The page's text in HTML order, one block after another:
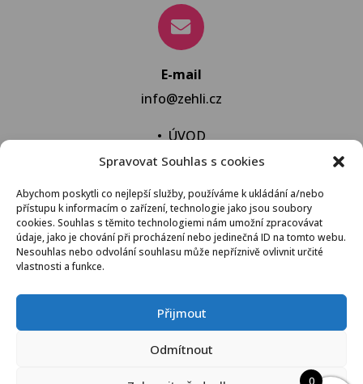
Spravovat Souhlas s cookies
Abychom poskytli co nejlepší služby, používáme k ukládání a/nebo
přístupu k informacím o zařízení, technologie jako jsou soubory
cookies. Souhlas s těmito technologiemi nám umožní zpracovávat
údaje, jako je chování při procházení nebo jedinečná ID na tomto webu.
Nesouhlas nebo odvolání souhlasu může nepříznivě ovlivnit určité
vlastnosti a funkce.
Přijmout
Odmítnout
E-mail
info@zehli.cz
•ÚVOD
• NOVINKY
•NECHAT VYPRAT
•KONTAKT
VŠEOBECNÉ OBCHODNÍ PODMÍNKY
© 2021 Žehli.cz – Na praní a žehlení je život příliš
0